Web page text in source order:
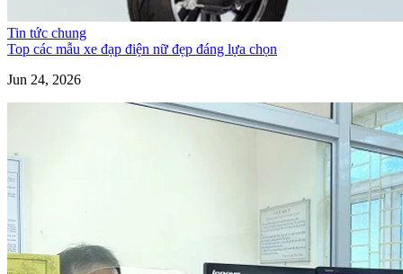
Tin tức chung
Top các mẫu xe đạp điện nữ đẹp đáng lựa chọn
Jun 24, 2026